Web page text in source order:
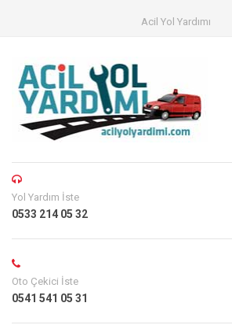
Acil Yol Yardımı
Yol Yardım İste
0533 214 05 32
Oto Çekici İste
0541 541 05 31